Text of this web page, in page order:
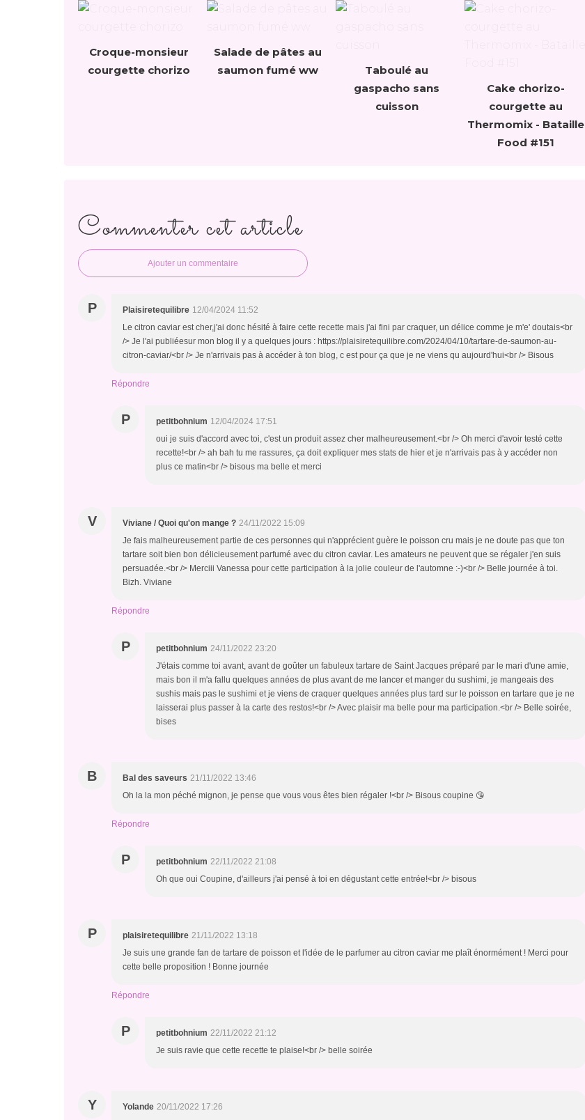
Croque-monsieur
courgette chorizo
Salade de pâtes au
saumon fumé ww
Taboulé au
gaspacho sans
cuisson
Cake chorizo-
courgette au
Thermomix - Bataille
Food #151
Commenter cet article
Ajouter un commentaire
P Plaisiretequilibre 12/04/2024 11:52
Le citron caviar est cher,j'ai donc hésité à faire cette recette mais j'ai fini par craquer, un délice comme je m'e' doutais<br
/> Je l'ai publiéesur mon blog il y a quelques jours : https://plaisiretequilibre.com/2024/04/10/tartare-de-saumon-au-
citron-caviar/<br /> Je n'arrivais pas à accéder à ton blog, c est pour ça que je ne viens qu aujourd'hui<br /> Bisous
Répondre
P petitbohnium 12/04/2024 17:51
oui je suis d'accord avec toi, c'est un produit assez cher malheureusement.<br /> Oh merci d'avoir testé cette
recette!<br /> ah bah tu me rassures, ça doit expliquer mes stats de hier et je n'arrivais pas à y accéder non
plus ce matin<br /> bisous ma belle et merci
V Viviane / Quoi qu'on mange ? 24/11/2022 15:09
Je fais malheureusement partie de ces personnes qui n'apprécient guère le poisson cru mais je ne doute pas que ton
tartare soit bien bon délicieusement parfumé avec du citron caviar. Les amateurs ne peuvent que se régaler j'en suis
persuadée.<br /> Merciii Vanessa pour cette participation à la jolie couleur de l'automne :-)<br /> Belle journée à toi.
Bizh. Viviane
Répondre
P petitbohnium 24/11/2022 23:20
J'étais comme toi avant, avant de goûter un fabuleux tartare de Saint Jacques préparé par le mari d'une amie,
mais bon il m'a fallu quelques années de plus avant de me lancer et manger du sushimi, je mangeais des
sushis mais pas le sushimi et je viens de craquer quelques années plus tard sur le poisson en tartare que je ne
laisserai plus passer à la carte des restos!<br /> Avec plaisir ma belle pour ma participation.<br /> Belle soirée,
bises
B Bal des saveurs 21/11/2022 13:46
Oh la la mon péché mignon, je pense que vous vous êtes bien régaler !<br /> Bisous coupine 😘
Répondre
P petitbohnium 22/11/2022 21:08
Oh que oui Coupine, d'ailleurs j'ai pensé à toi en dégustant cette entrée!<br /> bisous
P plaisiretequilibre 21/11/2022 13:18
Je suis une grande fan de tartare de poisson et l'idée de le parfumer au citron caviar me plaît énormément ! Merci pour
cette belle proposition ! Bonne journée
Répondre
P petitbohnium 22/11/2022 21:12
Je suis ravie que cette recette te plaise!<br /> belle soirée
Y Yolande 20/11/2022 17:26